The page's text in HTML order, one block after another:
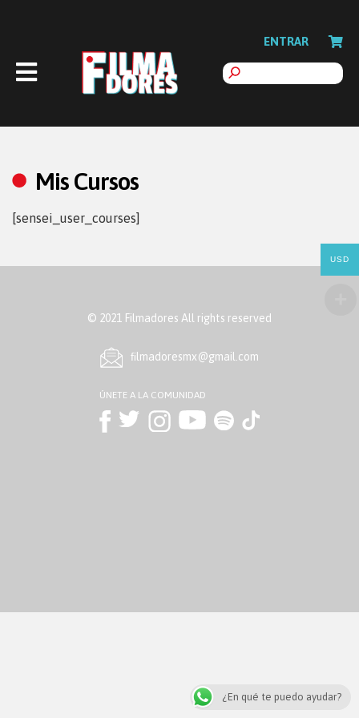
ENTRAR
Mis Cursos
[sensei_user_courses]
© 2021 Filmadores All rights reserved
ﬁlmadoresmx@gmail.com
ÚNETE A LA COMUNIDAD
USD
¿En qué te puedo ayudar?